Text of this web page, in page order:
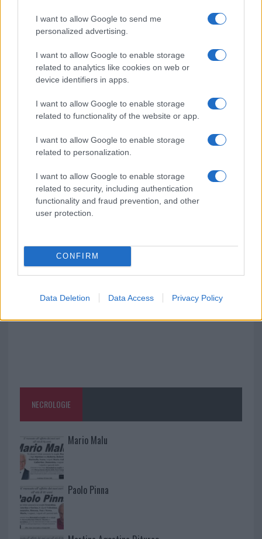
I want to allow Google to send me
personalized advertising.
I want to allow Google to enable storage
related to analytics like cookies on web or
device identifiers in apps.
I want to allow Google to enable storage
related to functionality of the website or app.
I want to allow Google to enable storage
related to personalization.
I want to allow Google to enable storage
related to security, including authentication
functionality and fraud prevention, and other
user protection.
CONFIRM
Data Deletion Data Access Privacy Policy
va avanti: “Sicilia, ci sono”
mondo per una notte
Giorgia Meloni a La Maddalena, la vicesindaco:
“Orgoglio e discrezione per visita privata̶…
Incendio nella notte a Olbia, a fuoco due furgoni
vigili del fuoco a Rudalza
NECROLOGIE
Mario Malu
Paolo Pinna